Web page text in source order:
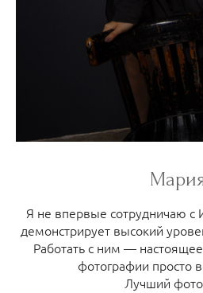
Я не впервые сотрудничаю с
демонстрирует высокий
Работать с ним —
фотографии просто
Лучший